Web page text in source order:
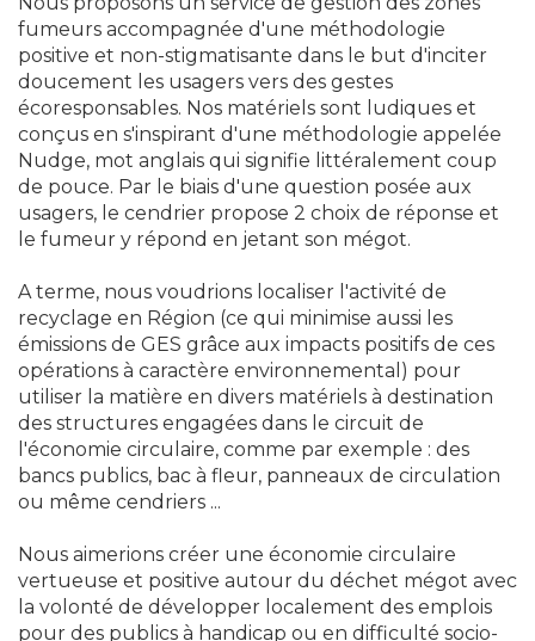
fumeurs accompagnée d'une méthodologie
positive et non-stigmatisante dans le but d'inciter
doucement les usagers vers des gestes
écoresponsables. Nos matériels sont ludiques et
conçus en s'inspirant d'une méthodologie appelée
Nudge, mot anglais qui signifie littéralement coup
de pouce. Par le biais d'une question posée aux
usagers, le cendrier propose 2 choix de réponse et
le fumeur y répond en jetant son mégot.
A terme, nous voudrions localiser l'activité de
recyclage en Région (ce qui minimise aussi les
émissions de GES grâce aux impacts positifs de ces
opérations à caractère environnemental) pour
utiliser la matière en divers matériels à destination
des structures engagées dans le circuit de
l'économie circulaire, comme par exemple : des
bancs publics, bac à fleur, panneaux de circulation
ou même cendriers ...
Nous aimerions créer une économie circulaire
vertueuse et positive autour du déchet mégot avec
la volonté de développer localement des emplois
pour des publics à handicap ou en difficulté socio-